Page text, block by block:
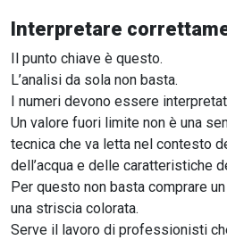
Interpretare
Il punto chiave è questo.
L’analisi da sola non basta.
I numeri devono essere
Un valore fuori limite non è una
tecnica che va letta nel contesto
dell’acqua e delle caratteristiche
Per questo non basta comprare
una striscia colorata.
Serve il lavoro di professionisti